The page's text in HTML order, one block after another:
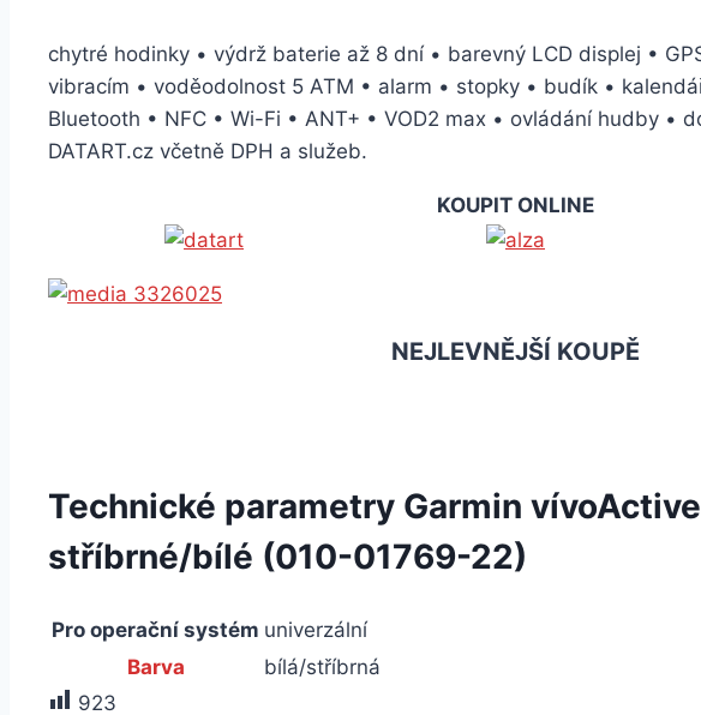
chytré hodinky • výdrž baterie až 8 dní • barevný LCD displej •
vibracím • voděodolnost 5 ATM • alarm • stopky • budík •
Bluetooth • NFC • Wi-Fi • ANT+ • VOD2 max • ovládání hudby •
DATART.cz včetně DPH a služeb.
KOUPIT ONLINE
NEJLEVNĚJŠÍ KOUPĚ
Technické parametry Garmin
stříbrné/bílé (010-01769-22)
Pro operační systém univerzální
Barva
bílá/stříbrná
923